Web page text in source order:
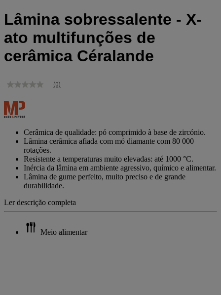
Lâmina sobressalente - X-
ato multifunções de
cerâmica Céralande
Sem
de
classificação
Link
mesma
página.
(0)
Cerâmica de qualidade: pó comprimido à base de zircónio.
Lâmina cerâmica afiada com mó diamante com 80 000
rotações.
Resistente a temperaturas muito elevadas: até 1000 °C.
Inércia da lâmina em ambiente agressivo, químico e alimentar.
Lâmina de gume perfeito, muito preciso e de grande
durabilidade.
Ler descrição completa
Meio alimentar